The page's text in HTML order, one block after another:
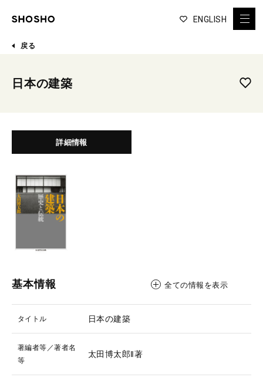
ENGLISH
戻る
日本の建築
詳細情報
基本情報 全ての情報を表示
タイトル 日本の建築
著編者等／著者名
等
太田博太郎‖著